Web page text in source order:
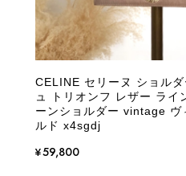
この度はご購入いただき、そして素
き、また迅速にお届けできたとのこ
た」とのお言葉をいただき、スタッ
永くご愛用いただけましたら幸いで
軽にご相談ください。 またご縁が
CELINE セリーヌ ショル
ュ トリオンフ レザー ライ
ーンショルダー vintage ヴ
ルド x4sgdj
¥59,800